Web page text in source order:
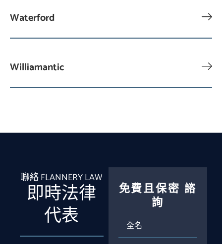
Waterford
Williamantic
聯絡 FLANNERY LAW
即時法律
代表
免費且保密 諮
詢